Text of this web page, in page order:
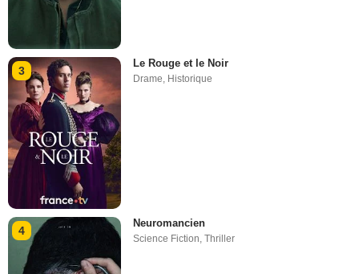
3
Le Rouge et le Noir
Drame, Historique
4
Neuromancien
Science Fiction ,Thriller